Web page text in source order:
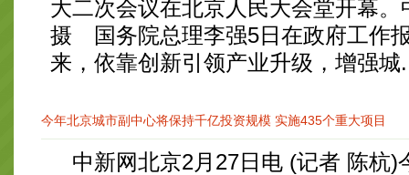
大二次会议在北京人民大会堂开幕
摄 国务院总理李强5日在政府工作
来，依靠创新引领产业升级，增强
今年北京城市副中心将保持千亿投资规模 实施435个重大项目
中新网北京2月27日电 (记者 陈杭)